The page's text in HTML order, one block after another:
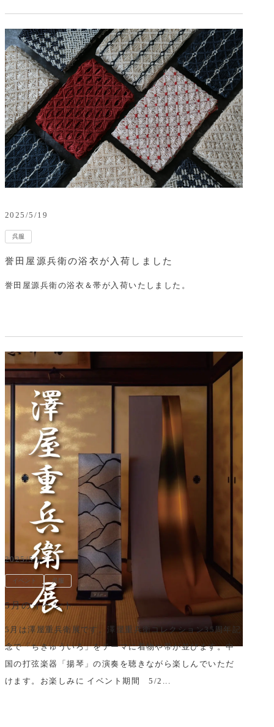
2025/5/19
呉服
誉田屋源兵衛の浴衣が入荷しました
誉田屋源兵衛の浴衣＆帯が入荷いたしました。
2025/5/2
イベント 呉服
5月のイベント
5月は澤屋重兵衛展です。澤屋重兵衛コレクション35周年記
念で「ちきゅういろ」をテーマに着物や帯が並びます。中
国の打弦楽器「揚琴」の演奏を聴きながら楽しんでいただ
けます。お楽しみに イベント期間 5/2...